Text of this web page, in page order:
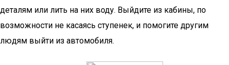
деталям или лить на них воду. Выйдите из кабины, по
возможности не касаясь ступенек, и помогите другим
людям выйти из автомобиля.